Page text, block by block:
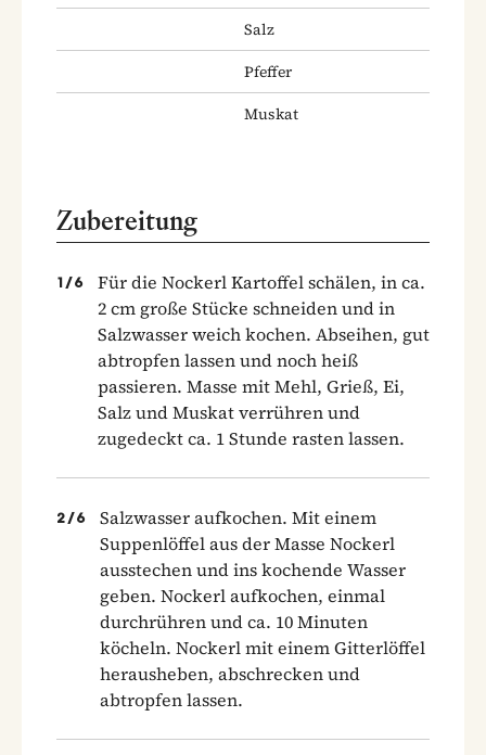
Salz
Pfeffer
Muskat
Zubereitung
1 /6
Für die Nockerl Kartoffel schälen, in ca.
2 cm große Stücke schneiden und in
Salzwasser weich kochen. Abseihen, gut
abtropfen lassen und noch heiß
passieren. Masse mit Mehl, Grieß, Ei,
Salz und Muskat verrühren und
zugedeckt ca. 1 Stunde rasten lassen.
2 /6
Salzwasser aufkochen. Mit einem
Suppenlöffel aus der Masse Nockerl
ausstechen und ins kochende Wasser
geben. Nockerl aufkochen, einmal
durchrühren und ca. 10 Minuten
köcheln. Nockerl mit einem Gitterlöffel
herausheben, abschrecken und
abtropfen lassen.